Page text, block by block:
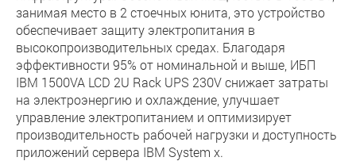
занимая место в 2 стоечных юнита, это устройство
обеспечивает защиту электропитания в
высокопроизводительных средах. Благодаря
эффективности 95% от номинальной и выше, ИБП
IBM 1500VA LCD 2U Rack UPS 230V снижает затраты
на электроэнергию и охлаждение, улучшает
управление электропитанием и оптимизирует
производительность рабочей нагрузки и доступность
приложений сервера IBM System x.